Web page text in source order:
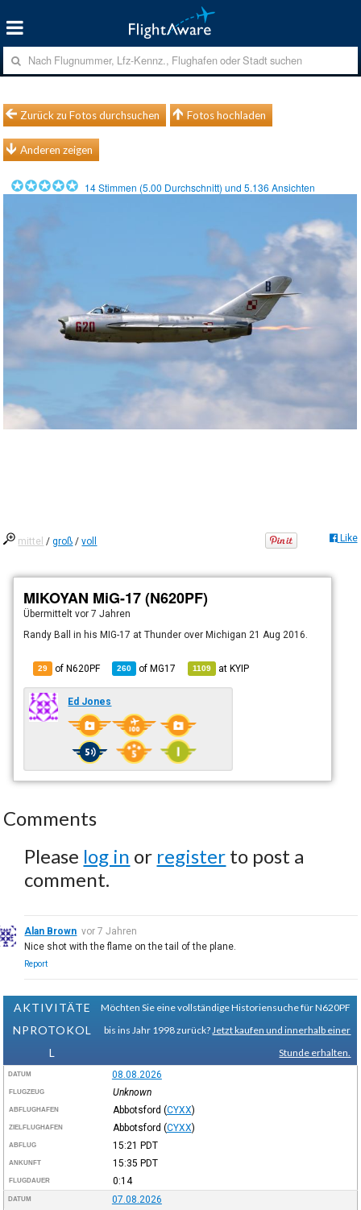
Zurück zu Fotos durchsuchen Fotos hochladen
Anderen zeigen
14Stimmen (5.00 Durchschnitt) und5.136 Ansichten
mittel /groß /voll Like
MIKOYAN MiG-17 (N620PF)
Übermitteltvor 7 Jahren
Randy Ball in his MIG-17 at Thunder over Michigan 21 Aug 2016.
29 of N620PF 260 ofMG17 1109 atKYIP
Ed Jones
Comments
Please log in or register to post a
comment.
Alan Brown vor 7 Jahren
Nice shot with the flame on the tail of the plane.
Report
AKTIVITÄTE
NPROTOKOL
L
Möchten Sie eine vollständige Historiensuche für N620PF
bis ins Jahr 1998 zurück? Jetzt kaufen und innerhalb einer
Stunde erhalten.
DATUM 08.08.2026
FLUGZEUG Unknown
ABFLUGHAFEN Abbotsford (CYXX)
ZIELFLUGHAFEN Abbotsford (CYXX)
ABFLUG 15:21 PDT
ANKUNFT 15:35 PDT
FLUGDAUER 0:14
DATUM 07.08.2026